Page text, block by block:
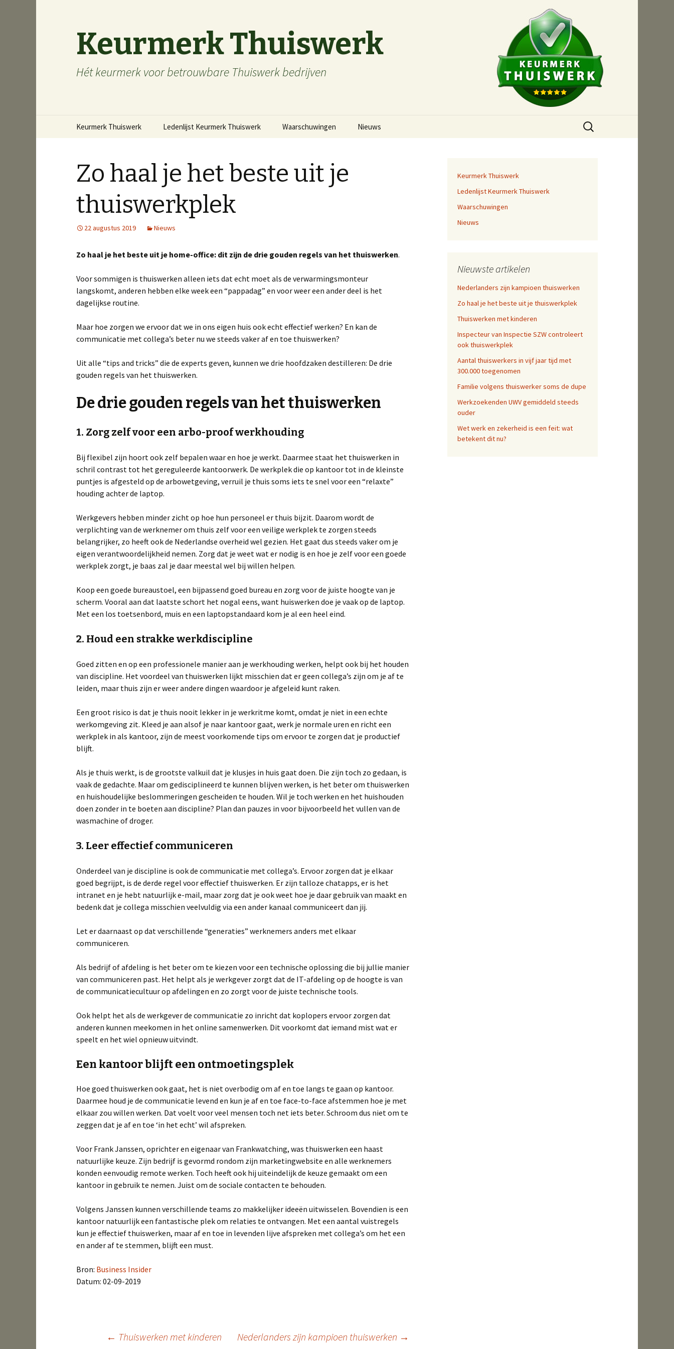
Keurmerk Thuiswerk
Hét keurmerk voor betrouwbare Thuiswerk bedrijven
Naar de inhoud springen
Keurmerk Thuiswerk Ledenlijst Keurmerk Thuiswerk Waarschuwingen Nieuws
Zoeken
naar:
Zo haal je het beste uit je
thuiswerkplek
22 augustus 2019 Nieuws
Zo haal je het beste uit je home-office: dit zijn de drie gouden regels van het thuiswerken.
Voor sommigen is thuiswerken alleen iets dat echt moet als de verwarmingsmonteur
langskomt, anderen hebben elke week een “pappadag” en voor weer een ander deel is het
dagelijkse routine.
Maar hoe zorgen we ervoor dat we in ons eigen huis ook echt effectief werken? En kan de
communicatie met collega’s beter nu we steeds vaker af en toe thuiswerken?
Uit alle “tips and tricks” die de experts geven, kunnen we drie hoofdzaken destilleren: De drie
gouden regels van het thuiswerken.
De drie gouden regels van het thuiswerken
1. Zorg zelf voor een arbo-proof werkhouding
Bij flexibel zijn hoort ook zelf bepalen waar en hoe je werkt. Daarmee staat het thuiswerken in
schril contrast tot het gereguleerde kantoorwerk. De werkplek die op kantoor tot in de kleinste
puntjes is afgesteld op de arbowetgeving, verruil je thuis soms iets te snel voor een “relaxte”
houding achter de laptop.
Werkgevers hebben minder zicht op hoe hun personeel er thuis bijzit. Daarom wordt de
verplichting van de werknemer om thuis zelf voor een veilige werkplek te zorgen steeds
belangrijker, zo heeft ook de Nederlandse overheid wel gezien. Het gaat dus steeds vaker om je
eigen verantwoordelijkheid nemen. Zorg dat je weet wat er nodig is en hoe je zelf voor een goede
werkplek zorgt, je baas zal je daar meestal wel bij willen helpen.
Koop een goede bureaustoel, een bijpassend goed bureau en zorg voor de juiste hoogte van je
scherm. Vooral aan dat laatste schort het nogal eens, want huiswerken doe je vaak op de laptop.
Met een los toetsenbord, muis en een laptopstandaard kom je al een heel eind.
2. Houd een strakke werkdiscipline
Goed zitten en op een professionele manier aan je werkhouding werken, helpt ook bij het houden
van discipline. Het voordeel van thuiswerken lijkt misschien dat er geen collega’s zijn om je af te
leiden, maar thuis zijn er weer andere dingen waardoor je afgeleid kunt raken.
Een groot risico is dat je thuis nooit lekker in je werkritme komt, omdat je niet in een echte
werkomgeving zit. Kleed je aan alsof je naar kantoor gaat, werk je normale uren en richt een
werkplek in als kantoor, zijn de meest voorkomende tips om ervoor te zorgen dat je productief
blijft.
Als je thuis werkt, is de grootste valkuil dat je klusjes in huis gaat doen. Die zijn toch zo gedaan, is
vaak de gedachte. Maar om gedisciplineerd te kunnen blijven werken, is het beter om thuiswerken
en huishoudelijke beslommeringen gescheiden te houden. Wil je toch werken en het huishouden
doen zonder in te boeten aan discipline? Plan dan pauzes in voor bijvoorbeeld het vullen van de
wasmachine of droger.
3. Leer effectief communiceren
Onderdeel van je discipline is ook de communicatie met collega’s. Ervoor zorgen dat je elkaar
goed begrijpt, is de derde regel voor effectief thuiswerken. Er zijn talloze chatapps, er is het
intranet en je hebt natuurlijk e-mail, maar zorg dat je ook weet hoe je daar gebruik van maakt en
bedenk dat je collega misschien veelvuldig via een ander kanaal communiceert dan jij.
Let er daarnaast op dat verschillende “generaties” werknemers anders met elkaar
communiceren.
Als bedrijf of afdeling is het beter om te kiezen voor een technische oplossing die bij jullie manier
van communiceren past. Het helpt als je werkgever zorgt dat de IT-afdeling op de hoogte is van
de communicatiecultuur op afdelingen en zo zorgt voor de juiste technische tools.
Ook helpt het als de werkgever de communicatie zo inricht dat koplopers ervoor zorgen dat
anderen kunnen meekomen in het online samenwerken. Dit voorkomt dat iemand mist wat er
speelt en het wiel opnieuw uitvindt.
Een kantoor blijft een ontmoetingsplek
Hoe goed thuiswerken ook gaat, het is niet overbodig om af en toe langs te gaan op kantoor.
Daarmee houd je de communicatie levend en kun je af en toe face-to-face afstemmen hoe je met
elkaar zou willen werken. Dat voelt voor veel mensen toch net iets beter. Schroom dus niet om te
zeggen dat je af en toe ‘in het echt’ wil afspreken.
Voor Frank Janssen, oprichter en eigenaar van Frankwatching, was thuiswerken een haast
natuurlijke keuze. Zijn bedrijf is gevormd rondom zijn marketingwebsite en alle werknemers
konden eenvoudig remote werken. Toch heeft ook hij uiteindelijk de keuze gemaakt om een
kantoor in gebruik te nemen. Juist om de sociale contacten te behouden.
Volgens Janssen kunnen verschillende teams zo makkelijker ideeën uitwisselen. Bovendien is een
kantoor natuurlijk een fantastische plek om relaties te ontvangen. Met een aantal vuistregels
kun je effectief thuiswerken, maar af en toe in levenden lijve afspreken met collega’s om het een
en ander af te stemmen, blijft een must.
Bron: Business Insider
Datum: 02-09-2019
← Thuiswerken met kinderen Nederlanders zijn kampioen thuiswerken →
Keurmerk Thuiswerk
Ledenlijst Keurmerk Thuiswerk
Waarschuwingen
Nieuws
Nieuwste artikelen
Nederlanders zijn kampioen thuiswerken
Zo haal je het beste uit je thuiswerkplek
Thuiswerken met kinderen
Inspecteur van Inspectie SZW controleert
ook thuiswerkplek
Aantal thuiswerkers in vijf jaar tijd met
300.000 toegenomen
Familie volgens thuiswerker soms de dupe
Werkzoekenden UWV gemiddeld steeds
ouder
Wet werk en zekerheid is een feit: wat
betekent dit nu?